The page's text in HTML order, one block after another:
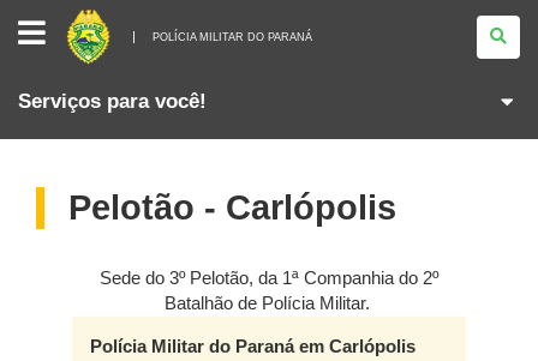
POLÍCIA
MILITAR
DO
PARANÁ
POLÍCIA MILITAR DO PARANÁ
Serviços para você!
Pelotão - Carlópolis
Sede do 3º Pelotão, da 1ª Companhia do 2º
Batalhão de Polícia Militar.
Polícia Militar do Paraná em Carlópolis